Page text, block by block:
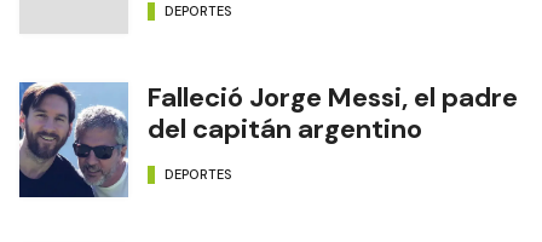
DEPORTES
Falleció Jorge Messi, el padre
del capitán argentino
DEPORTES